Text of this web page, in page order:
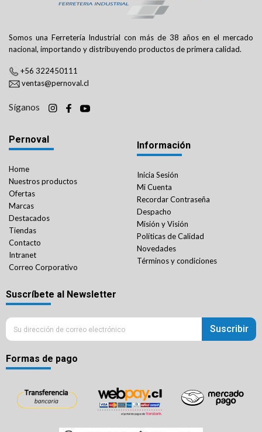
Somos una Ferretería Industrial con más de 38 años en el mercado
nacional, importando y distribuyendo productos de primera calidad.
+56 322450111
ventas@pernoval.cl
Síganos
Pernoval
Home
Nuestros productos
Ofertas
Marcas
Destacados
Tiendas
Contacto
Intranet
Correo Corporativo
Información
Inicia Sesión
Mi Cuenta
Recordar Contraseña
Despacho
Misión y Visión
Políticas de Calidad
Novedades
Términos y condiciones
Suscríbete al Newsletter
Suscribir
Formas de pago